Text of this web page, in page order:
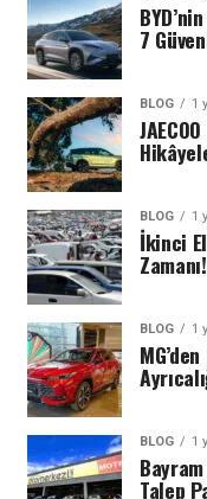
7
BLOG 1
BLOG 1
İkinci
Zamanı!
BLOG 1
BLOG 1
Talep